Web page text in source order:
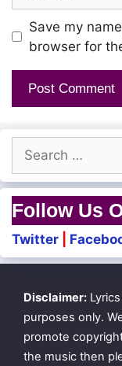
Oru aaththu
Thulli Kudhichchi
Meen kozhambu
Enga Kaaththil
Nodi pasaichcha
Andha Pazhaya
Inga Amutham
Megaththu Mela
Vaanaththa
Rocket-a
Save my
browser for
for:
Follow Us
Twitter
Disclaimer:
purposes only.
promote
the music then